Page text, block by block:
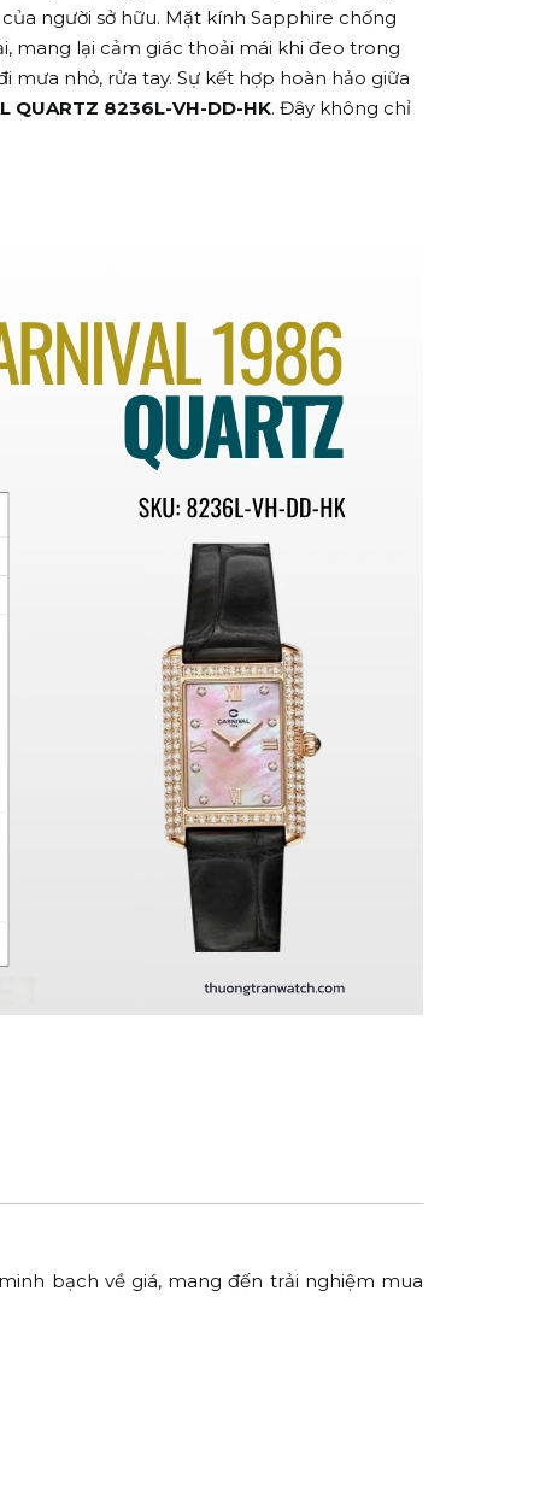
người sở hữu. Mặt kính Sapphire chống
mang lại cảm giác thoải mái khi đeo trong
mưa nhỏ, rửa tay. Sự kết hợp hoàn hảo giữa
QUARTZ 8236L-VH-DD-HK. Đây không chỉ
bạch về giá, mang đến trải nghiệm mua